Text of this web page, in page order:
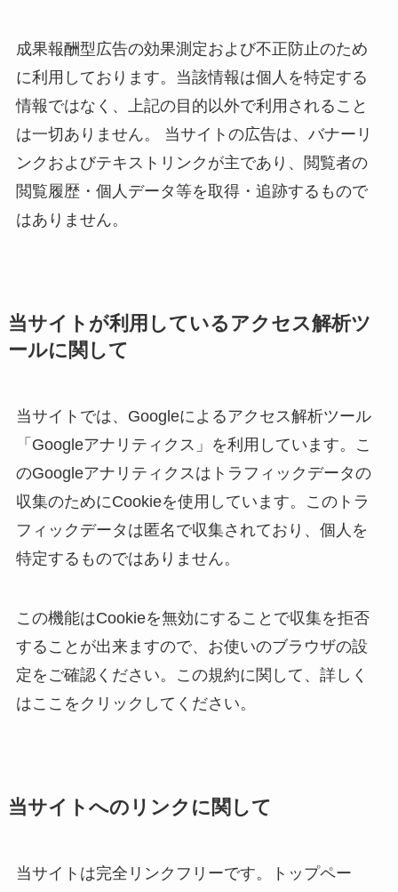
成果報酬型広告の効果測定および不正防止のため
に利用しております。当該情報は個人を特定する
情報ではなく、上記の目的以外で利用されること
は一切ありません。 当サイトの広告は、バナーリ
ンクおよびテキストリンクが主であり、閲覧者の
閲覧履歴・個人データ等を取得・追跡するもので
はありません。
当サイトが利用しているアクセス解析ツ
ールに関して
当サイトでは、Googleによるアクセス解析ツール
「Googleアナリティクス」を利用しています。こ
のGoogleアナリティクスはトラフィックデータの
収集のためにCookieを使用しています。このトラ
フィックデータは匿名で収集されており、個人を
特定するものではありません。
この機能はCookieを無効にすることで収集を拒否
することが出来ますので、お使いのブラウザの設
定をご確認ください。この規約に関して、詳しく
はここをクリックしてください。
当サイトへのリンクに関して
当サイトは完全リンクフリーです。トップペー